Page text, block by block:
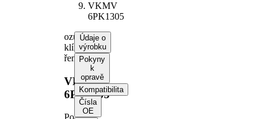
VKMV
6PK1305
ozubený
klínový
řemen
VKMV
6PK1305
Údaje o
výrobku
Pokyny
k
opravě
Kompatibilita
Čísla
OE